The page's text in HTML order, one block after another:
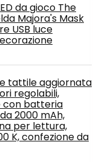
da gioco The
Majora's Mask
USB luce
tattile aggiornata
regolabili,
con batteria
2000 mAh,
per lettura,
K, confezione da